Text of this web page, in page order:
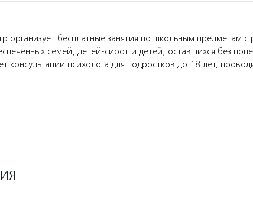
организует бесплатные занятия по школьным предметам с
семей, детей-сирот и детей, оставшихся без
консультации психолога для подростков до 18 лет,